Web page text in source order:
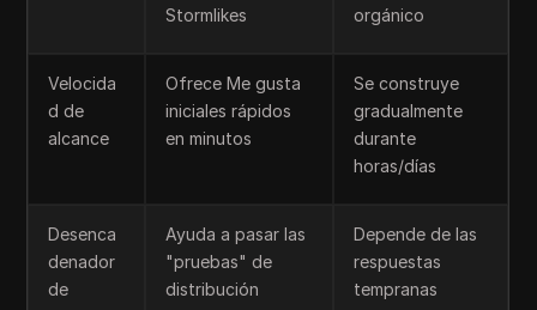
Stormlikes
orgánico
Velocida
d de
alcance
Ofrece Me gusta
iniciales rápidos
en minutos
Se construye
gradualmente
durante
horas/días
Desenca
denador
de
Ayuda a pasar las
"pruebas" de
distribución
Depende de las
respuestas
tempranas